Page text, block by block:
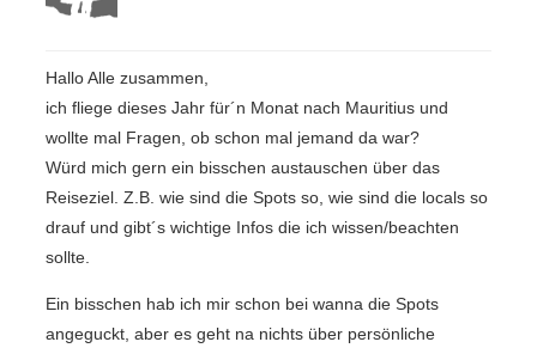
Hallo Alle zusammen,
ich fliege dieses Jahr für´n Monat nach Mauritius und
wollte mal Fragen, ob schon mal jemand da war?
Würd mich gern ein bisschen austauschen über das
Reiseziel. Z.B. wie sind die Spots so, wie sind die locals so
drauf und gibt´s wichtige Infos die ich wissen/beachten
sollte.
Ein bisschen hab ich mir schon bei wanna die Spots
angeguckt, aber es geht na nichts über persönliche